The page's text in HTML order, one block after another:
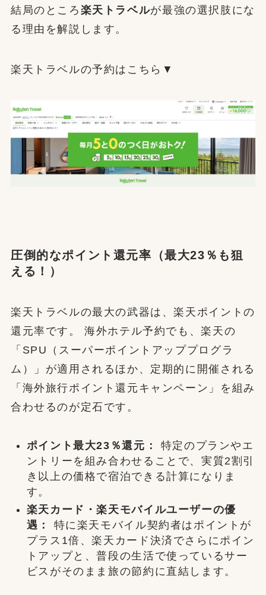
結局のところ 楽天トラベルが最強の選択肢にな
る理由を解説します。
楽天トラベルの予約はこちら▼
圧倒的なポイント還元率（最大23％も狙
える！）
楽天トラベルの最大の武器は、楽天ポイントの
還元率です。 海外ホテル予約でも、楽天の
「SPU（スーパーポイントアッププログラ
ム）」が適用されるほか、定期的に開催される
「海外旅行ポイント還元キャンペーン」を組み
合わせるのが定石です。
ポイント最大23％還元：
特定のプランやエ
ントリーを組み合わせることで、実質2割引
き以上の価格で宿泊できる計算になりま
す。
楽天カード・楽天モバイルユーザーの優
遇：
特に楽天モバイル契約者はポイントが
プラス1倍、楽天カード決済でさらにポイン
トアップと、普段の生活で使っているサー
ビスがそのまま旅の節約に直結します。